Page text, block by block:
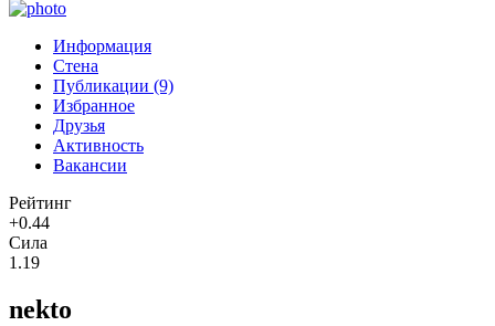
Информация
Стена
Публикации (9)
Избранное
Друзья
Активность
Вакансии
Рейтинг
+0.44
Сила
1.19
nekto